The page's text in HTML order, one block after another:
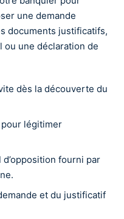
une demande
documents justificatifs,
ou une déclaration de
dès la découverte du
légitimer
fourni par
et du justificatif